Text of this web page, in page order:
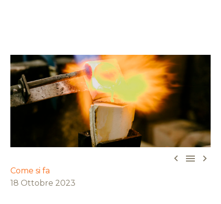
  
Come si fa
18 Ottobre 2023